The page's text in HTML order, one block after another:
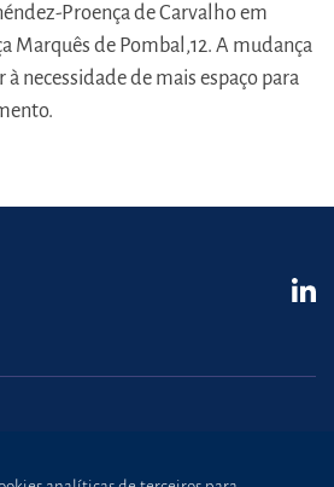
Proença de Carvalho em
Marquês de Pombal,12. A mudança
necessidade de mais espaço para